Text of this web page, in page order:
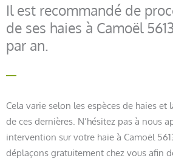
Il est recommandé de
de ses haies à Camoël
par an.
Cela varie selon les espèces de haies et
de ces dernières. N’hésitez pas à nous
intervention sur votre haie à Camoël
déplaçons gratuitement chez vous afin